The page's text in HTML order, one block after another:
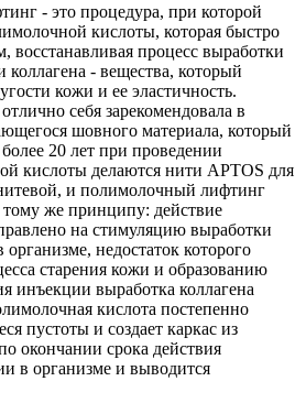
- это процедура, при которой
кислоты, которая быстро
восстанавливая процесс выработки
- вещества, который
кожи и ее эластичность.
себя зарекомендовала в
шовного материала, который
20 лет при проведении
кислоты делаются нити APTOS для
и полимолочный лифтинг
же принципу: действие
на стимуляцию выработки
недостаток которого
старения кожи и образованию
инъекции выработка коллагена
кислота постепенно
пустоты и создает каркас из
окончании срока действия
в организме и выводится